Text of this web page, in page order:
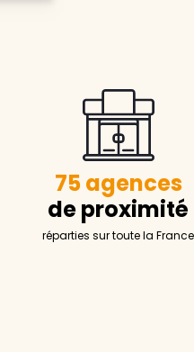
75 agences
de proximité
réparties sur toute la France